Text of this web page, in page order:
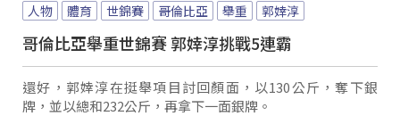
人物 體育 世錦賽 哥倫比亞 舉重 郭婞淳
哥倫比亞舉重世錦賽 郭婞淳挑戰5連霸
還好，郭婞淳在挺舉項目討回顏面，以130公斤，奪下銀
牌，並以總和232公斤，再拿下一面銀牌。